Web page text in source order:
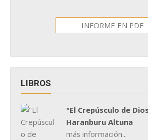
INFORME EN PDF
LIBROS
"El Crepúsculo de
Haranburu Altuna
más información...